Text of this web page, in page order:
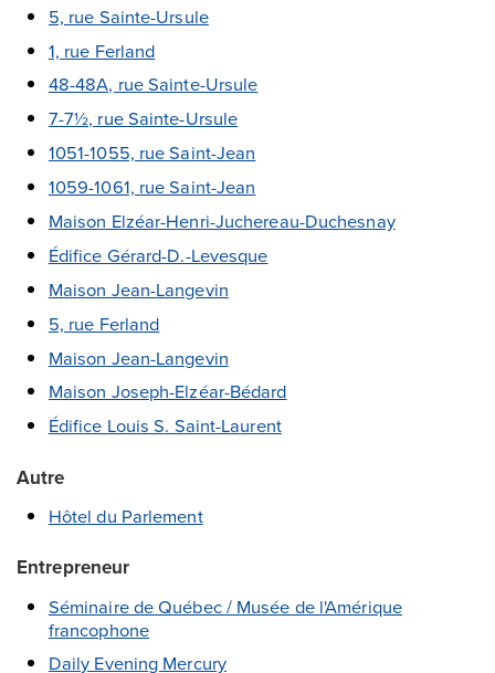
5, rue Sainte-Ursule
1, rue Ferland
48-48A, rue Sainte-Ursule
7-7½, rue Sainte-Ursule
1051-1055, rue Saint-Jean
1059-1061, rue Saint-Jean
Maison Elzéar-Henri-Juchereau-Duchesnay
Édifice Gérard-D.-Levesque
Maison Jean-Langevin
5, rue Ferland
Maison Jean-Langevin
Maison Joseph-Elzéar-Bédard
Édifice Louis S. Saint-Laurent
Autre
Hôtel du Parlement
Entrepreneur
Séminaire de Québec / Musée de l'Amérique
francophone
Daily Evening Mercury